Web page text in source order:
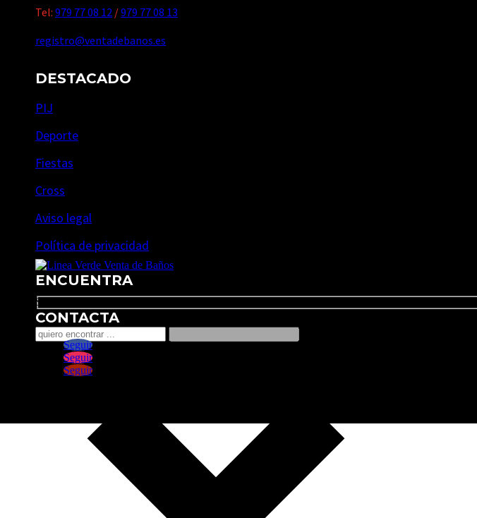
Tel: 979 77 08 12 /979 77 08 13
registro@ventadebanos.es
DESTACADO
PIJ
Deporte
Fiestas
Cross
Aviso legal
Política de privacidad
ENCUENTRA
Search
CONTACTA
Seguir
Seguir
Seguir